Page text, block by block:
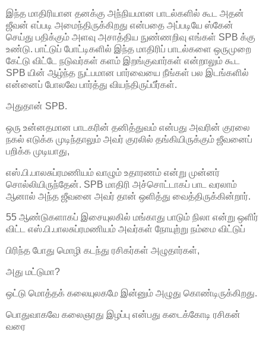
இந்த மாதிரியான தனக்கு அந்நியமான பாடல்களில் கூட அதன்
ஜீவன் எப்படி அமைந்திருக்கிறது என்பதை அப்படியே ஸ்கேன்
செய்து பதிக்கும் அளவு அசாத்திய நுண்ணறிவு எங்கள் SPB க்கு
உண்டு. பாட்டுப் போட்டிகளில் இந்த மாதிரிப் பாடல்களை ஒருமுறை
கேட்டு விட்டே நடுவர்கள் களம் இறங்குவார்கள் என்றாலும் கூட
SPB யின் ஆழ்ந்த நுட்பமான பார்வையை நீங்கள் பல இடங்களில்
என்னைப் போலவே பார்த்து வியந்திருப்பீர்கள்.
அதுதான் SPB.
ஒரு உன்னதமான பாடகரின் தனித்துவம் என்பது அவரின் குரலை
நகல் எடுக்க முடிந்தாலும் அவர் குரலில் தங்கியிருக்கும் ஜீவனைப்
பறிக்க முடியாது,
எஸ்.பி.பாலசுப்ரமணியம் வாழும் உதாரணம் என்று முன்னர்
சொல்லியிருந்தேன். SPB மாதிரி அச்சொட்டாகப் பாட வரலாம்
ஆனால் அந்த ஜீவனை அவர் தான் ஒளித்து வைத்திருக்கின்றார்.
55 ஆண்டுகளாகப் இசையுலகில் மங்காது பாடும் நிலா என்று ஒளிர்
விட்ட எஸ்.பி.பாலசுப்ரமணியம் அவர்கள் நோயுற்று நம்மை விட்டுப்
பிரிந்த போது மொழி கடந்து ரசிகர்கள் அழுதார்கள்,
அது மட்டுமா?
ஒட்டு மொத்தக் கலையுலகமே இன்னும் அழுது கொண்டிருக்கிறது.
பொதுவாகவே கலைஞரது இழப்பு என்பது கடைக்கோடி ரசிகன்
வரை